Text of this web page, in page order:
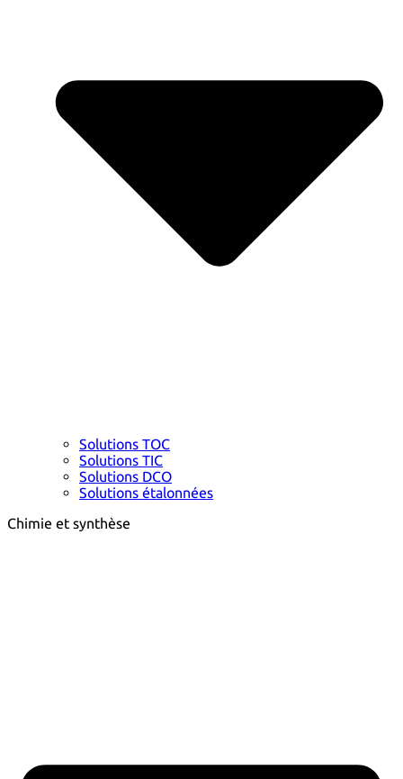
Solutions TOC
Solutions TIC
Solutions DCO
Solutions étalonnées
Chimie et synthèse